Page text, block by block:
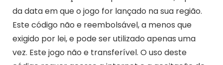
da data em que o jogo for lançado na sua região.
Este código não e reembolsável, a menos que
exigido por lei, e pode ser utilizado apenas uma
vez. Este jogo não e transferível. O uso deste